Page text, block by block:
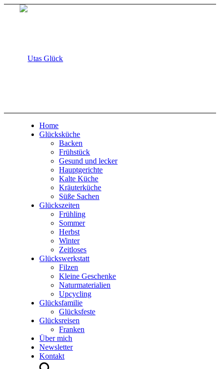
Home
Glücksküche
Backen
Frühstück
Gesund und lecker
Hauptgerichte
Kalte Küche
Kräuterküche
Süße Sachen
Glückszeiten
Frühling
Sommer
Herbst
Winter
Zeitloses
Glückswerkstatt
Filzen
Kleine Geschenke
Naturmaterialien
Upcycling
Glücksfamilie
Glücksfeste
Glücksreisen
Franken
Über mich
Newsletter
Kontakt